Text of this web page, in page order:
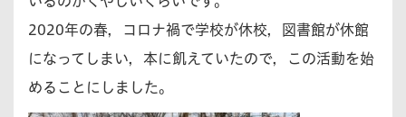
2020年の春，コロナ禍で学校が休校，図書館が休館
になってしまい，本に飢えていたので，この活動を始
めることにしました。